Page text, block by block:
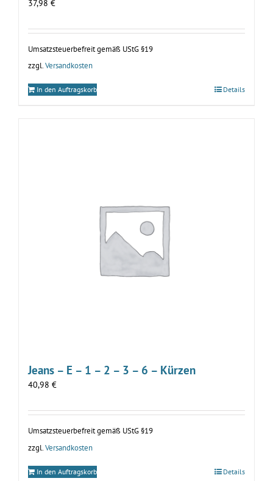
37,98 €
Umsatzsteuerbefreit gemäß UStG §19
zzgl.Versandkosten
In den Auftragskorb Details
Jeans – E – 1 – 2 – 3 – 6 – Kürzen
40,98 €
Umsatzsteuerbefreit gemäß UStG §19
zzgl. Versandkosten
In den Auftragskorb Details